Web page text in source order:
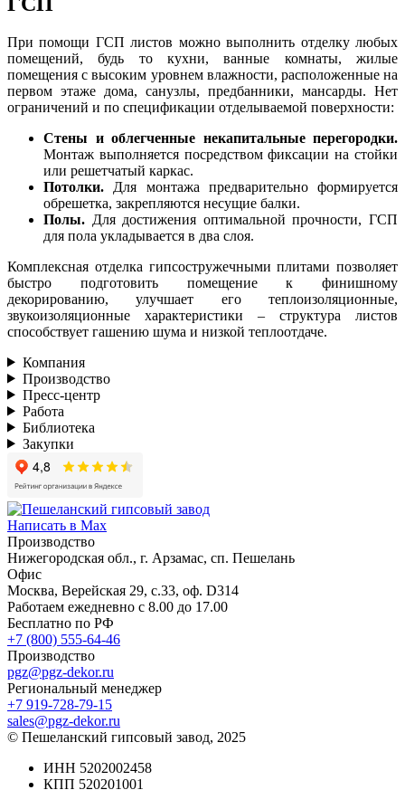
При помощи ГСП листов можно выполнить отделку любых
помещений, будь то кухни, ванные комнаты, жилые
помещения с высоким уровнем влажности, расположенные на
первом этаже дома, санузлы, предбанники, мансарды. Нет
ограничений и по спецификации отделываемой поверхности:
Стены и облегченные некапитальные перегородки.
Монтаж выполняется посредством фиксации на стойки
или решетчатый каркас.
Потолки. Для монтажа предварительно формируется
обрешетка, закрепляются несущие балки.
Полы. Для достижения оптимальной прочности, ГСП
для пола укладывается в два слоя.
Комплексная отделка гипсостружечными плитами позволяет
быстро подготовить помещение к финишному
декорированию, улучшает его теплоизоляционные,
звукоизоляционные характеристики – структура листов
способствует гашению шума и низкой теплоотдаче.
Компания
Производство
Пресс-центр
Работа
Библиотека
Закупки
Написать в Max
Производство
Нижегородская обл., г. Арзамас, сп. Пешелань
Офис
Москва, Верейская 29, с.33, оф. D314
Работаем ежедневно с 8.00 до 17.00
Бесплатно по РФ
+7 (800) 555-64-46
Производство
pgz@pgz-dekor.ru
Региональный менеджер
+7 919-728-79-15
sales@pgz-dekor.ru
© Пешеланский гипсовый завод, 2025
ИНН 5202002458
КПП 520201001